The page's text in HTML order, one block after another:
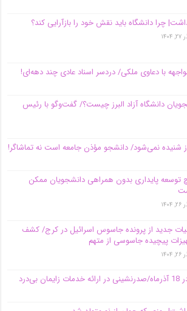
چرا دانشگاه باید نقش خود را بازآرایی کند؟
۱۴۰۴
با دعاوی ملکی/ دردسر اسناد عادی چند‌ دهه‌ای!
دانشگاه آزاد البرز چیست؟/ گفت‌وگو با رئیس
شنیده نمی‌شود/ دانشجو مؤذن جامعه است نه تماشاگر!
توسعه پایداری بدون همراهی دانشجویان ممکن
۱۴۰۴
جدید از پرونده جاسوس اسرائیل در کرج/‌ کشف
پیچیده جاسوسی از متهم
۱۴۰۴